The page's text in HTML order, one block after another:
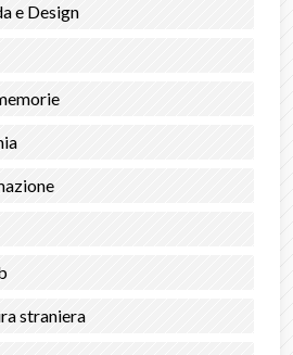
e Design
straniera